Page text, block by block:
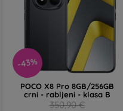
-43%
POCO X8 Pro 8GB/256GB
crni - rabljeni - klasa B
350,90 €